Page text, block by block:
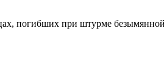
погибших при штурме